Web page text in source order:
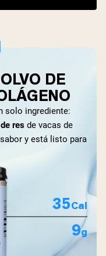
DE
solo ingrediente:
res de vacas de
y está listo para
35Cal
9g